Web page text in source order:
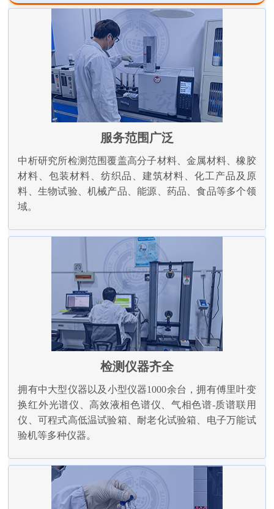
服务范围广泛
中析研究所检测范围覆盖高分子材料、金属材料、橡胶
材料、包装材料、纺织品、建筑材料、化工产品及原
料、生物试验、机械产品、能源、药品、食品等多个领
域。
检测仪器齐全
拥有中大型仪器以及小型仪器1000余台，拥有傅里叶变
换红外光谱仪、高效液相色谱仪、气相色谱-质谱联用
仪、可程式高低温试验箱、耐老化试验箱、电子万能试
验机等多种仪器。